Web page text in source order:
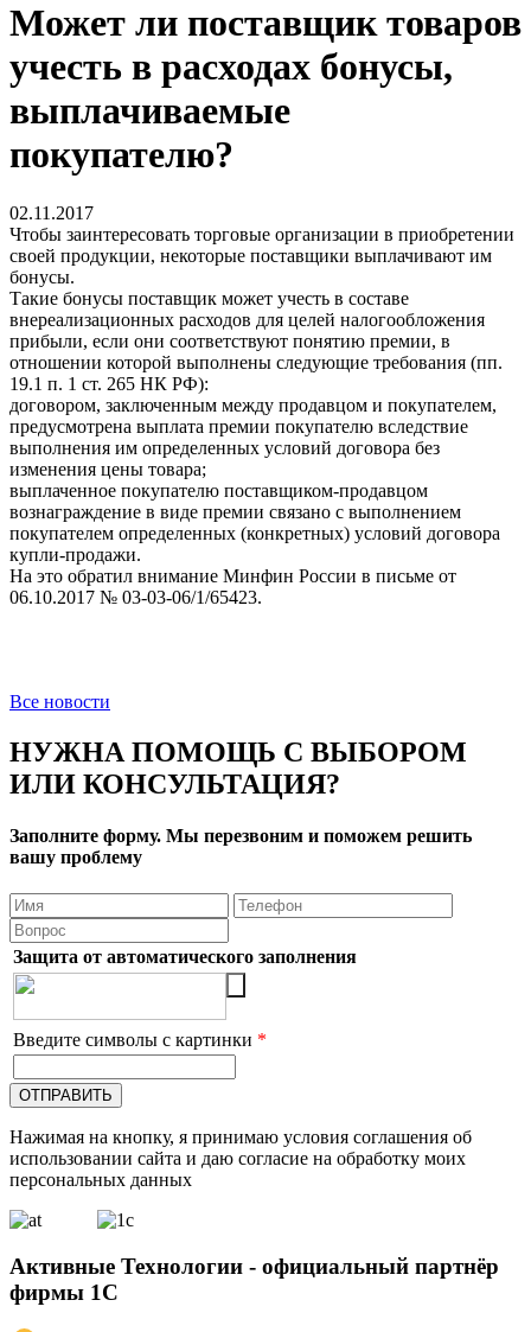
Может ли поставщик товаров
учесть в расходах бонусы,
выплачиваемые
покупателю?
02.11.2017
Чтобы заинтересовать торговые организации в приобретении
своей продукции, некоторые поставщики выплачивают им
бонусы.
Такие бонусы поставщик может учесть в составе
внереализационных расходов для целей налогообложения
прибыли, если они соответствуют понятию премии, в
отношении которой выполнены следующие требования (пп.
19.1 п. 1 ст. 265 НК РФ):
договором, заключенным между продавцом и покупателем,
предусмотрена выплата премии покупателю вследствие
выполнения им определенных условий договора без
изменения цены товара;
выплаченное покупателю поставщиком-продавцом
вознаграждение в виде премии связано с выполнением
покупателем определенных (конкретных) условий договора
купли-продажи.
На это обратил внимание Минфин России в письме от
06.10.2017 № 03-03-06/1/65423.
Все новости
НУЖНА ПОМОЩЬ С ВЫБОРОМ
ИЛИ КОНСУЛЬТАЦИЯ?
Заполните форму. Мы перезвоним и поможем решить
вашу проблему
Защита от автоматического заполнения
Введите символы с картинки *
Нажимая на кнопку, я принимаю условия соглашения об
использовании сайта и даю согласие на обработку моих
персональных данных
Активные Технологии - официальный партнёр
фирмы 1С